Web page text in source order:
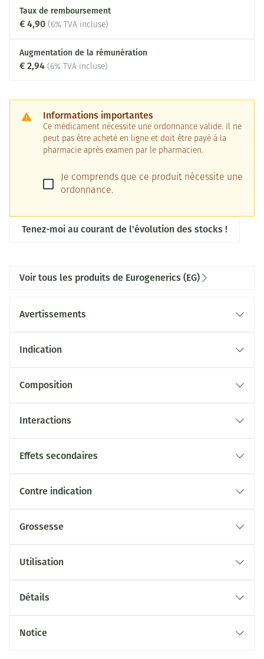
Taux de remboursement
€ 4,90 (6% TVA incluse)
Augmentation de la rémunération
€ 2,94 (6% TVA incluse)
Informations importantes
Ce médicament nécessite une ordonnance valide. Il ne
peut pas être acheté en ligne et doit être payé à la
pharmacie après examen par le pharmacien.
Je comprends que ce produit nécessite une
ordonnance.
Tenez-moi au courant de l'évolution des stocks !
Voir tous les produits de Eurogenerics (EG)
Avertissements
Indication
Composition
Interactions
Effets secondaires
Contre indication
Grossesse
Utilisation
Détails
Notice